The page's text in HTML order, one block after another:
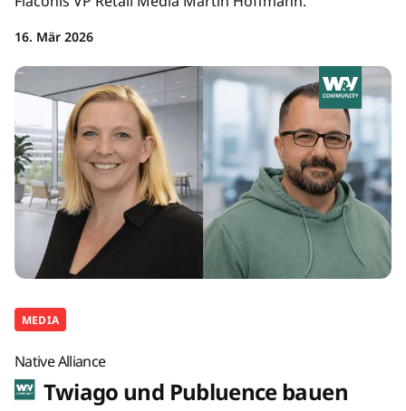
16. Mär 2026
MEDIA
Native Alliance
Twiago und Publuence bauen